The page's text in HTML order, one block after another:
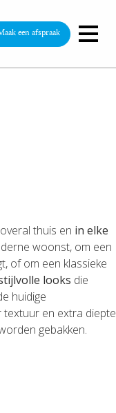
een afspraak
thuis en in elke
woonst, om een
of om een klassieke
looks die
huidige
en extra diepte
gebakken.